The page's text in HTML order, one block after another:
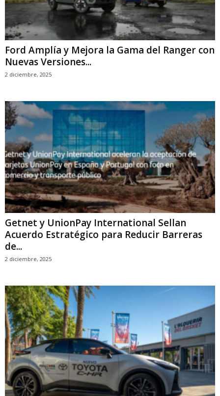
Ford Amplía y Mejora la Gama del Ranger con
Nuevas Versiones...
2 diciembre, 2025
Getnet y UnionPay International Sellan
Acuerdo Estratégico para Reducir Barreras
de...
2 diciembre, 2025